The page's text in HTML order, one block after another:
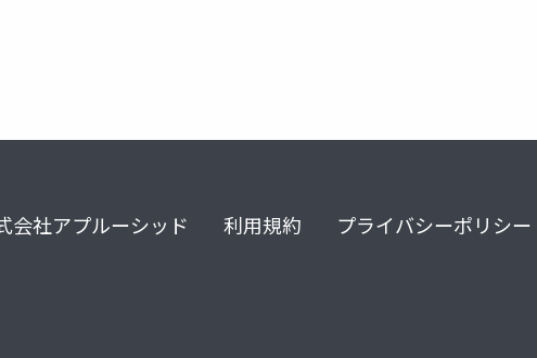
会社アプルーシッド 利用規約 プライバシーポリシー